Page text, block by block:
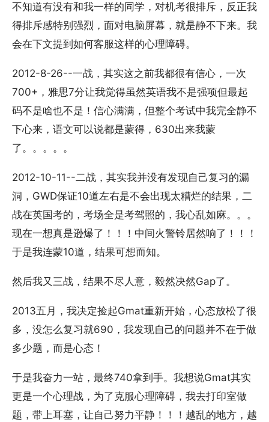
不知道有没有和我一样的同学，对机考很排斥，反正我
得排斥感特别强烈，面对电脑屏幕，就是静不下来。我
会在下文提到如何客服这样的心理障碍。
2012-8-26--一战，其实这之前我都很有信心，一次
700+，雅思7分让我觉得虽然英语我不是强项但最起
码不是啥也不是！信心满满，但整个考试中我完全静不
下心来，语文可以说都是蒙得，630出来我蒙
了。。。。。
2012-10-11--二战，其实我并没有发现自己复习的漏
洞，GWD保证10道左右是不会出现太糟烂的结果，二
战在英国考的，考场全是考驾照的，我心乱如麻。。。
现在一想真是逊爆了！！！中间火警铃居然响了！！！
于是我连蒙10道，结果可想而知。
然后我又三战，结果不尽人意，毅然决然Gap了。
2013五月，我决定捡起Gmat重新开始，心态放松了很
多，没怎么复习就690，我发现自己的问题并不在于做
多少题，而是心态！
于是我奋力一站，最终740拿到手。我想说Gmat其实
更是一个心理战，为了克服心理障碍，我去打印室做
题，带上耳塞，让自己努力平静！！！越乱的地方，越